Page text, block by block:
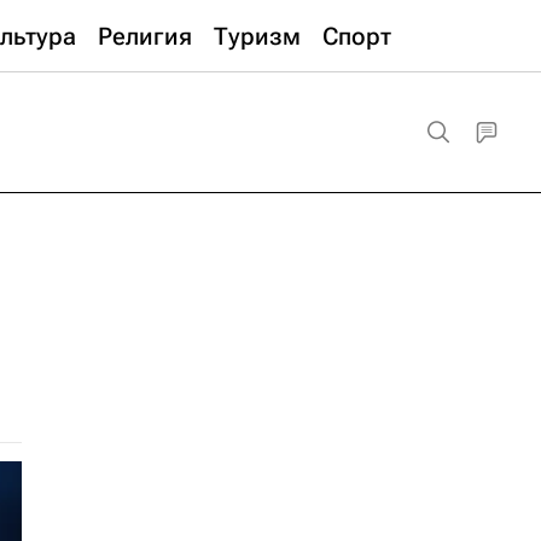
Религия Туризм Спорт